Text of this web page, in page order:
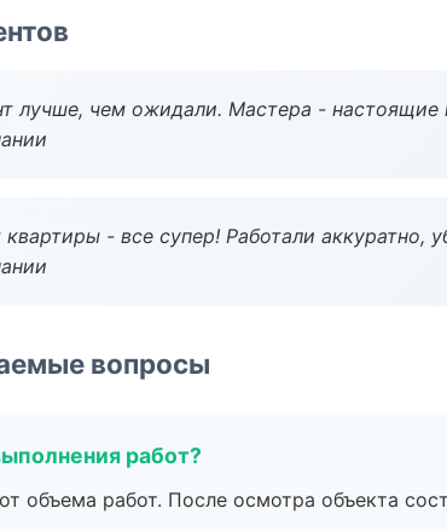
лучше, чем ожидали. Мастера -
- все супер! Работали аккуратно,
вопросы
работ?
объема работ. После осмотра объекта